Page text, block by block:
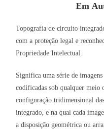
Em
Topografia de circuito
com a proteção legal e
Propriedade Intelectual.
Significa uma série de
codificadas sob qualquer meio
configuração tridimensional
integrado, e na qual cada
a disposição geométrica ou